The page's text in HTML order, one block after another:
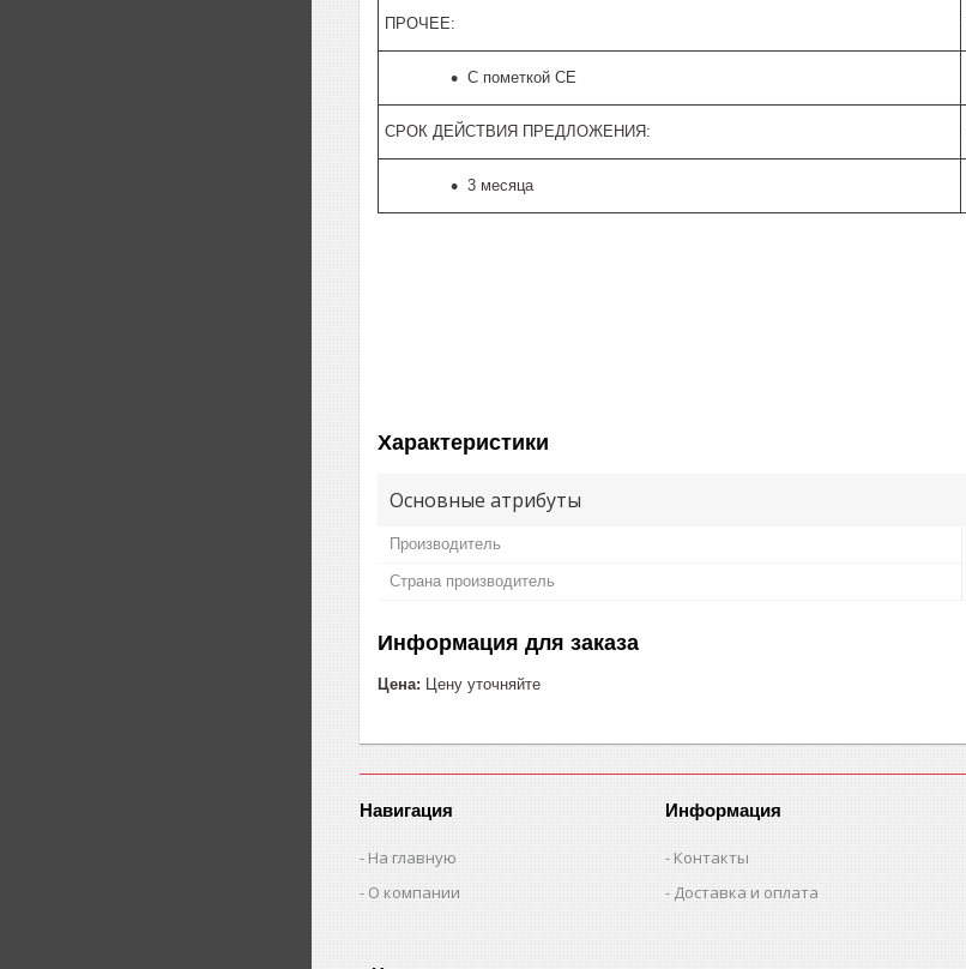
ПРОЧЕЕ:
С пометкой CE
СРОК ДЕЙСТВИЯ ПРЕДЛОЖЕНИЯ:
3 месяца
Характеристики
Основные атрибуты
Производитель
Страна производитель
Информация для заказа
Цена: Цену уточняйте
Навигация
На главную
О компании
Информация
Контакты
Доставка и оплата